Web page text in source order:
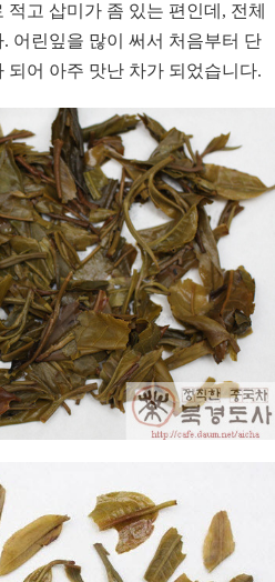
고 삽미가 좀 있는 편인데, 전체
어린잎을 많이 써서 처음부터 단
되어 아주 맛난 차가 되었습니다.